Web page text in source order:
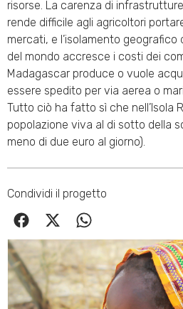
risorse. La carenza di
rende difficile agli agricoltori
mercati, e l’isolamento
del mondo accresce i costi dei
Madagascar produce o vuole
essere spedito per via aerea o
Tutto ciò ha fatto sì che nell’Isola
popolazione viva al di sotto della
meno di due euro al giorno).
Condividi il progetto